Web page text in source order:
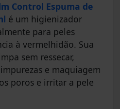
Control Espuma de
é um higienizador
para peles
à vermelhidão. Sua
sem ressecar,
e maquiagem
poros e irritar a pele